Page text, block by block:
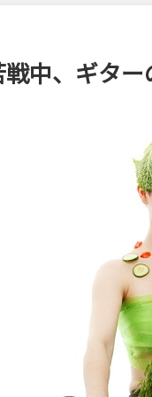
戦中、ギタ